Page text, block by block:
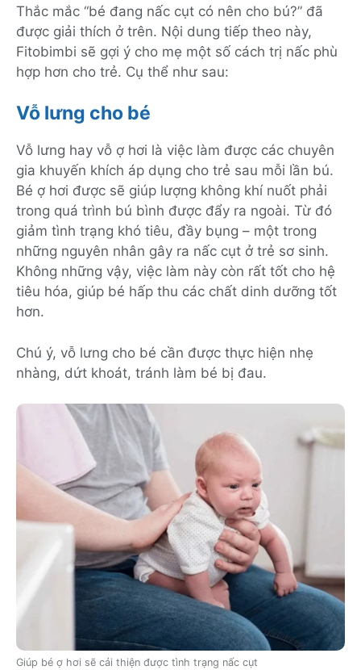
Thắc mắc “bé đang nấc cụt có nên cho bú?” đã
được giải thích ở trên. Nội dung tiếp theo này,
Fitobimbi sẽ gợi ý cho mẹ một số cách trị nấc phù
hợp hơn cho trẻ. Cụ thể như sau:
Vỗ lưng cho bé
Vỗ lưng hay vỗ ợ hơi là việc làm được các chuyên
gia khuyến khích áp dụng cho trẻ sau mỗi lần bú.
Bé ợ hơi được sẽ giúp lượng không khí nuốt phải
trong quá trình bú bình được đẩy ra ngoài. Từ đó
giảm tình trạng khó tiêu, đầy bụng – một trong
những nguyên nhân gây ra nấc cụt ở trẻ sơ sinh.
Không những vậy, việc làm này còn rất tốt cho hệ
tiêu hóa, giúp bé hấp thu các chất dinh dưỡng tốt
hơn.
Chú ý, vỗ lưng cho bé cần được thực hiện nhẹ
nhàng, dứt khoát, tránh làm bé bị đau.
Giúp bé ợ hơi sẽ cải thiện được tình trạng nấc cụt